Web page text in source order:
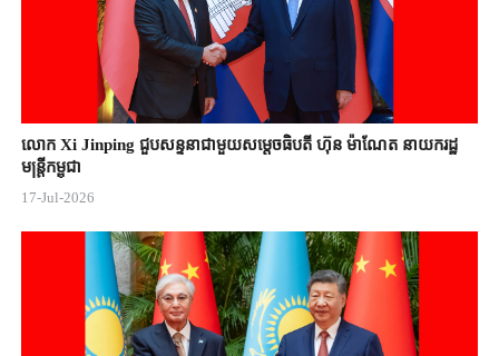
លោក Xi Jinping ជួបសន្ទនាជាមួយសម្តេចធិបតី ហ៊ុន ម៉ាណែត នាយករដ្ឋ
មន្ត្រីកម្ពុជា
17-Jul-2026